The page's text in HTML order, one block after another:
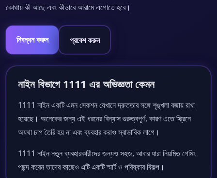
কোথায় কী আছে এবং কীভাবে আরামে এগোতে হবে।
নিবন্ধন করুন প্রবেশ করুন
নাইন বিভাগে 1111 এর অভিজ্ঞতা কেমন
1111 নাইন একটি এমন সেকশন যেখানে দ্রুততার সঙ্গে শৃঙ্খলা বজায় রাখা
হয়েছে। অনেকের জন্য এই ধরনের বিন্যাস গুরুত্বপূর্ণ, কারণ এতে স্ক্রিনে
অযথা চাপ তৈরি হয় না এবং ব্যবহার করাও স্বাভাবিক লাগে।
1111 নাইন নতুন ব্যবহারকারীদের জন্যও সহজ, আবার যারা নিয়মিত গেমিং
পছন্দ করেন তাদের কাছেও এটি একটি স্মার্ট ও পরিষ্কার বিকল্প।